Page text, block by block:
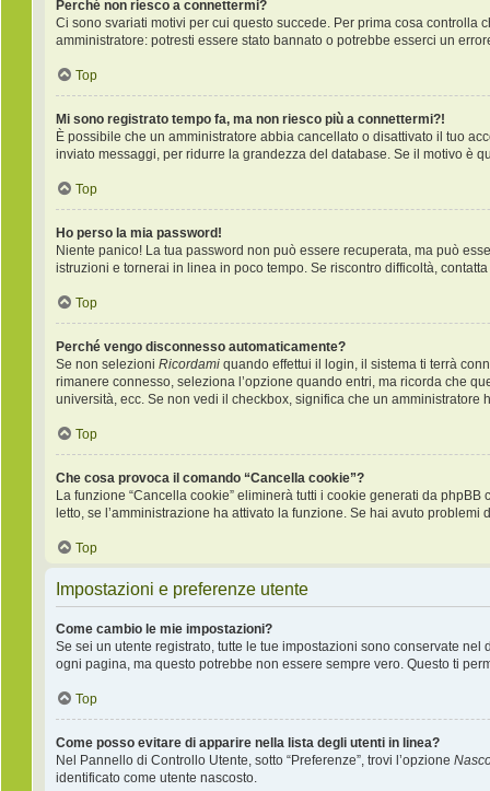
Perché non riesco a connettermi?
Ci sono svariati motivi per cui questo succede. Per prima cosa
amministratore: potresti essere stato bannato o potrebbe esserci un
Top
Mi sono registrato tempo fa, ma non riesco più a connettermi?!
È possibile che un amministratore abbia cancellato o disattivato il tuo
inviato messaggi, per ridurre la grandezza del database. Se il motivo è
Top
Ho perso la mia password!
Niente panico! La tua password non può essere recuperata, ma può
istruzioni e tornerai in linea in poco tempo. Se riscontro difficoltà, contatta
Top
Perché vengo disconnesso automaticamente?
Se non selezioni Ricordami quando effettui il login, il sistema ti terrà
rimanere connesso, seleziona l’opzione quando entri, ma ricorda che
università, ecc. Se non vedi il checkbox, significa che un amministratore
Top
Che cosa provoca il comando “Cancella cookie”?
La funzione “Cancella cookie” eliminerà tutti i cookie generati da
letto, se l’amministrazione ha attivato la funzione. Se hai avuto
Top
Impostazioni e preferenze utente
Come cambio le mie impostazioni?
Se sei un utente registrato, tutte le tue impostazioni sono conservate
ogni pagina, ma questo potrebbe non essere sempre vero. Questo ti
Top
Come posso evitare di apparire nella lista degli utenti in linea?
Nel Pannello di Controllo Utente, sotto “Preferenze”, trovi l’opzione
identificato come utente nascosto.